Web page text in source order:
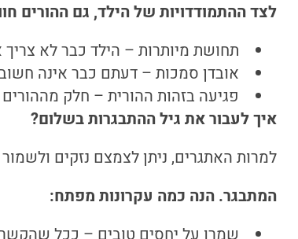
לצד ההתמודדויות של הילד, גם ההורים
תחושת מיותרות – הילד כבר לא
אובדן סמכות – דעתם כבר אינה
פגיעה בזהות ההורית – חלק
איך לעבור את גיל ההתבגרות בשלום?
למרות האתגרים, ניתן לצמצם נזקים
המתבגר. הנה כמה עקרונות מפתח: